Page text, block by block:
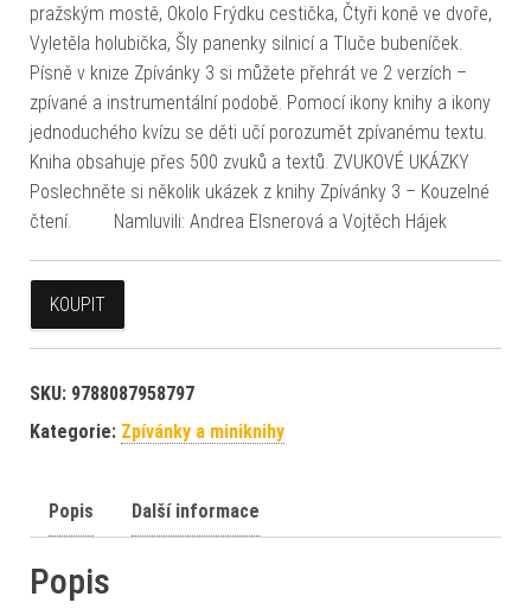
pražským mostě, Okolo Frýdku cestička, Čtyři koně ve dvoře,
Vyletěla holubička, Šly panenky silnicí a Tluče bubeníček.
Písně v knize Zpívánky 3 si můžete přehrát ve 2 verzích –
zpívané a instrumentální podobě. Pomocí ikony knihy a ikony
jednoduchého kvízu se děti učí porozumět zpívanému textu.
Kniha obsahuje přes 500 zvuků a textů. ZVUKOVÉ UKÁZKY
Poslechněte si několik ukázek z knihy Zpívánky 3 – Kouzelné
čtení. Namluvili: Andrea Elsnerová a Vojtěch Hájek
KOUPIT
SKU: 9788087958797
Kategorie: Zpívánky a miniknihy
Popis Další informace
Popis